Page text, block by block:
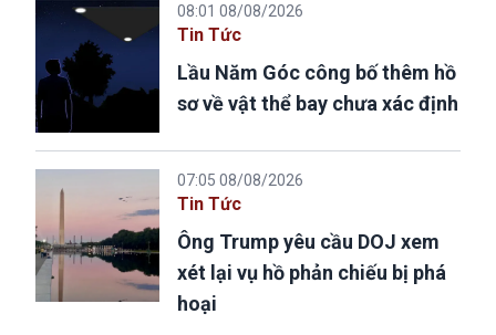
08:01 08/08/2026
Tin Tức
Lầu Năm Góc công bố thêm hồ
sơ về vật thể bay chưa xác định
07:05 08/08/2026
Tin Tức
Ông Trump yêu cầu DOJ xem
xét lại vụ hồ phản chiếu bị phá
hoại